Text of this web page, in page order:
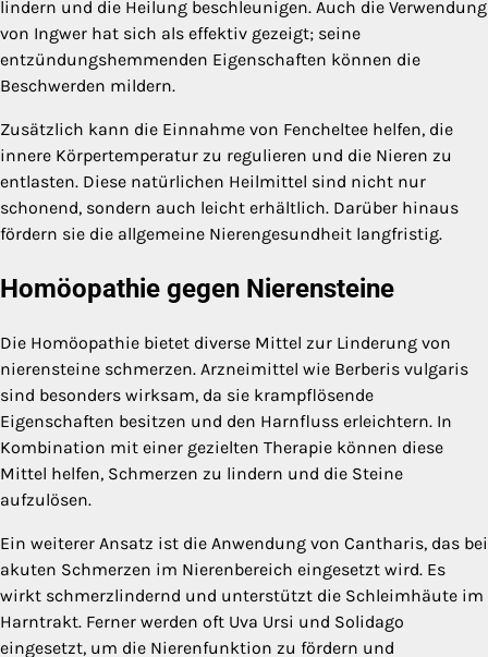
lindern und die Heilung beschleunigen. Auch die Verwendung
von Ingwer hat sich als effektiv gezeigt; seine
entzündungshemmenden Eigenschaften können die
Beschwerden mildern.
Zusätzlich kann die Einnahme von Fencheltee helfen, die
innere Körpertemperatur zu regulieren und die Nieren zu
entlasten. Diese natürlichen Heilmittel sind nicht nur
schonend, sondern auch leicht erhältlich. Darüber hinaus
fördern sie die allgemeine Nierengesundheit langfristig.
Homöopathie gegen Nierensteine
Die Homöopathie bietet diverse Mittel zur Linderung von
nierensteine schmerzen. Arzneimittel wie Berberis vulgaris
sind besonders wirksam, da sie krampflösende
Eigenschaften besitzen und den Harnfluss erleichtern. In
Kombination mit einer gezielten Therapie können diese
Mittel helfen, Schmerzen zu lindern und die Steine
aufzulösen.
Ein weiterer Ansatz ist die Anwendung von Cantharis, das bei
akuten Schmerzen im Nierenbereich eingesetzt wird. Es
wirkt schmerzlindernd und unterstützt die Schleimhäute im
Harntrakt. Ferner werden oft Uva Ursi und Solidago
eingesetzt, um die Nierenfunktion zu fördern und